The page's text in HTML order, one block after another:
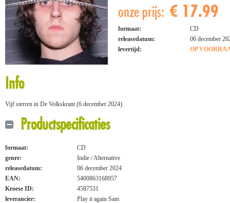
onze prijs: € 17.99
formaat:
CD
releasedatum:
06 december
levertijd:
OP
Info
Vijf sterren in De Volkskrant (6 december 2024).
Productspecificaties
formaat:
CD
genre:
Indie / Alternative
releasedatum:
06 december 2024
EAN:
5400863168957
Kroese ID:
4587531
leverancier:
Play it again Sam